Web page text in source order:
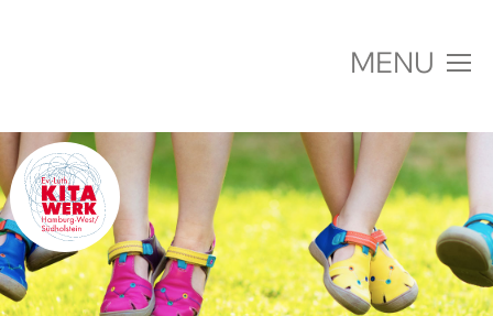
MENU
Einrichtungen
Jobs & Karriere
Fachberatung & Projekte
Aktuelles